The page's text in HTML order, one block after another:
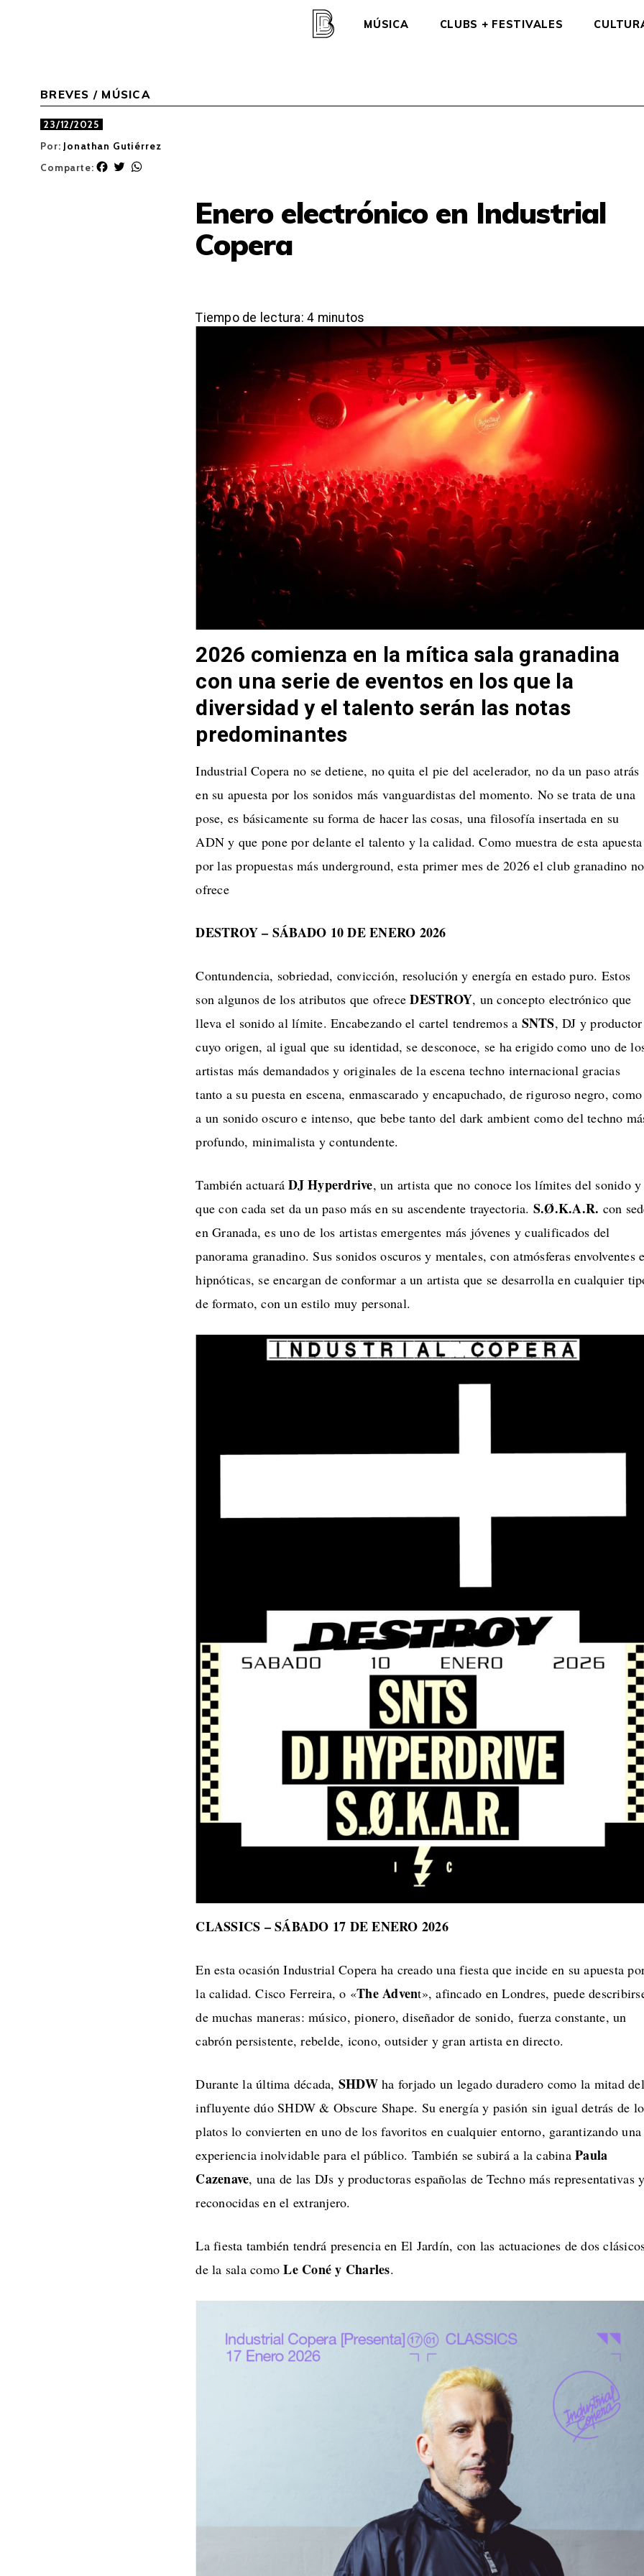
MÚSICA CLUBS + FESTIVALES
BREVES / MÚSICA
23/12/2025
Por: Jonathan Gutiérrez
Comparte:
F
T
Enero electrónico en Industrial
Copera
Tiempo de lectura: 4 minutos
2026 comienza en la mítica sala granadina
con una serie de eventos en los que la
diversidad y el talento serán las notas
predominantes
Industrial Copera no se detiene, no quita el pie del acelerador, no da un paso atrás
en su apuesta por los sonidos más vanguardistas del momento. No se trata de una
pose, es básicamente su forma de hacer las cosas, una filosofía insertada en su
ADN y que pone por delante el talento y la calidad. Como muestra de esta apuesta
por las propuestas más underground, esta primer mes de 2026 el club granadino
ofrece
DESTROY – SÁBADO 10 DE ENERO 2026
Contundencia, sobriedad, convicción, resolución y energía en estado puro. Estos
son algunos de los atributos que ofreceDESTROY, un concepto electrónico que
lleva el sonido al límite. Encabezando el cartel tendremos a SNTS, DJ y productor
cuyo origen, al igual que su identidad, se desconoce, se ha erigido como uno de
artistas más demandados y originales de la escena techno internacional gracias
tanto a su puesta en escena, enmascarado y encapuchado, de riguroso negro, como
a un sonido oscuro e intenso, que bebe tanto del dark ambient como del techno
profundo, minimalista y contundente.
También actuaráDJ Hyperdrive, un artista que no conoce los límites del sonido y
que con cada set da un paso más en su ascendente trayectoria. S.Ø.K.A.R. con
en Granada, es uno de los artistas emergentes más jóvenes y cualificados del
panorama granadino. Sus sonidos oscuros y mentales, con atmósferas envolventes
hipnóticas, se encargan de conformar a un artista que se desarrolla en cualquier
de formato, con un estilo muy personal.
CLASSICS – SÁBADO 17 DE ENERO 2026
En esta ocasión Industrial Copera ha creado una fiesta que incide en su apuesta
la calidad. Cisco Ferreira, o «The Advent», afincado en Londres, puede
de muchas maneras: músico, pionero, diseñador de sonido, fuerza constante, un
cabrón persistente, rebelde, icono, outsider y gran artista en directo.
Durante la última década, SHDWha forjado un legado duradero como la mitad del
influyente dúo SHDW & Obscure Shape. Su energía y pasión sin igual detrás de
platos lo convierten en uno de los favoritos en cualquier entorno, garantizando una
experiencia inolvidable para el público. También se subirá a la cabinaPaula
Cazenave, una de las DJs y productoras españolas de Techno más representativas
reconocidas en el extranjero.
La fiesta también tendrá presencia en El Jardín, con las actuaciones de dos
de la sala comoLe Coné y Charles.